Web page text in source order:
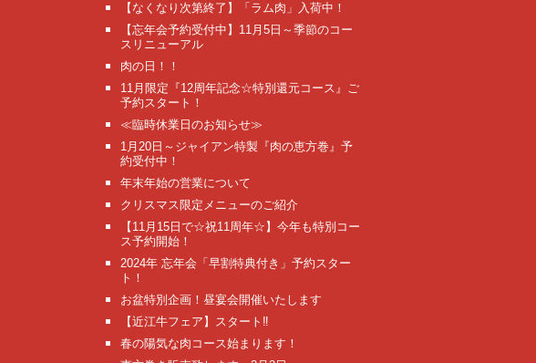
【なくなり次第終了】「ラム肉」入荷中！
【忘年会予約受付中】11月5日～季節のコー
スリニューアル
肉の日！！
11月限定『12周年記念☆特別還元コース』ご
予約スタート！
≪臨時休業日のお知らせ≫
1月20日～ジャイアン特製『肉の恵方巻』予
約受付中！
年末年始の営業について
クリスマス限定メニューのご紹介
【11月15日で☆祝11周年☆】今年も特別コー
ス予約開始！
2024年 忘年会「早割特典付き」予約スター
ト！
お盆特別企画！昼宴会開催いたします
【近江牛フェア】スタート‼️
春の陽気な肉コース始まります！